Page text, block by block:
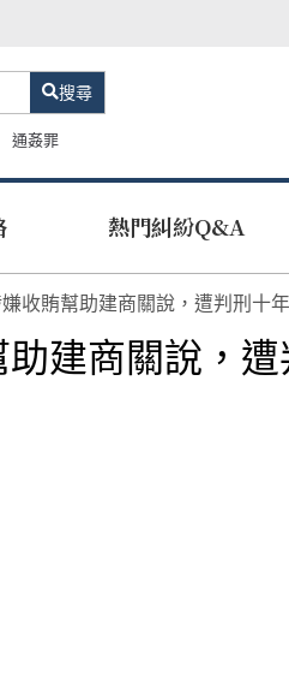
搜尋
通姦罪
熱門糾紛Q&A
收賄幫助建商關說，遭判刑十
建商關說，